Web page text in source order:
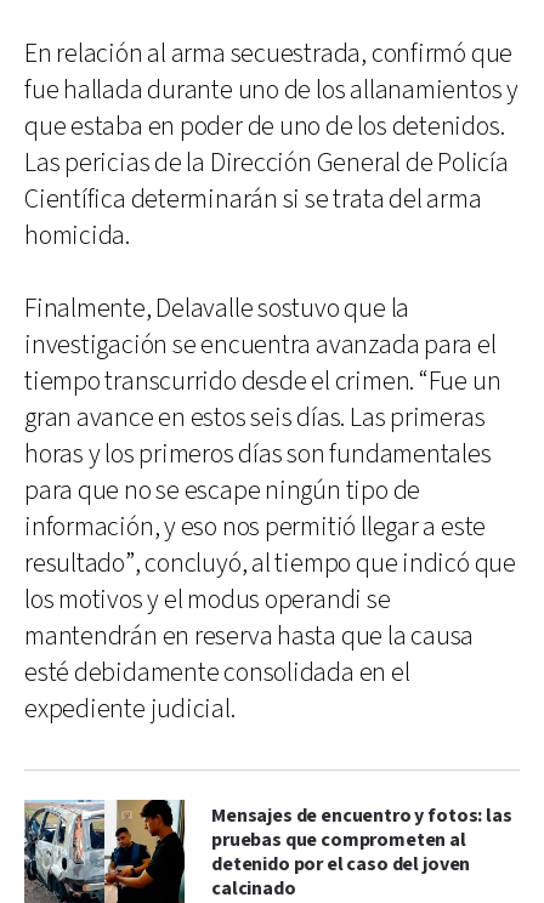
En relación al arma secuestrada, confirmó que
fue hallada durante uno de los allanamientos y
que estaba en poder de uno de los detenidos.
Las pericias de la Dirección General de Policía
Científica determinarán si se trata del arma
homicida.
Finalmente, Delavalle sostuvo que la
investigación se encuentra avanzada para el
tiempo transcurrido desde el crimen. “Fue un
gran avance en estos seis días. Las primeras
horas y los primeros días son fundamentales
para que no se escape ningún tipo de
información, y eso nos permitió llegar a este
resultado”, concluyó, al tiempo que indicó que
los motivos y el modus operandi se
mantendrán en reserva hasta que la causa
esté debidamente consolidada en el
expediente judicial.
Mensajes de encuentro y fotos: las
pruebas que comprometen al
detenido por el caso del joven
calcinado